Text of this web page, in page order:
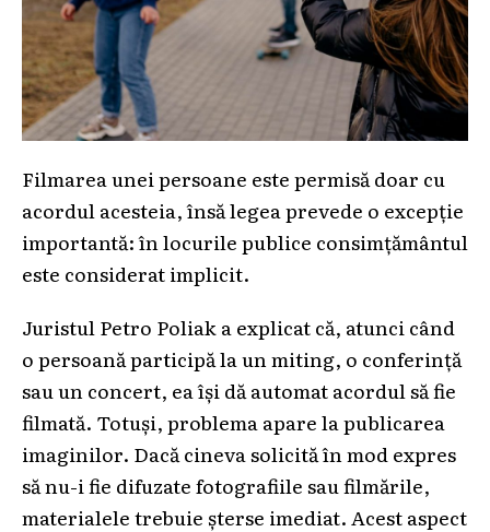
Filmarea unei persoane este permisă doar cu
acordul acesteia, însă legea prevede o excepție
importantă: în locurile publice consimțământul
este considerat implicit.
Juristul Petro Poliak a explicat că, atunci când
o persoană participă la un miting, o conferință
sau un concert, ea își dă automat acordul să fie
filmată. Totuși, problema apare la publicarea
imaginilor. Dacă cineva solicită în mod expres
să nu-i fie difuzate fotografiile sau filmările,
materialele trebuie șterse imediat. Acest aspect